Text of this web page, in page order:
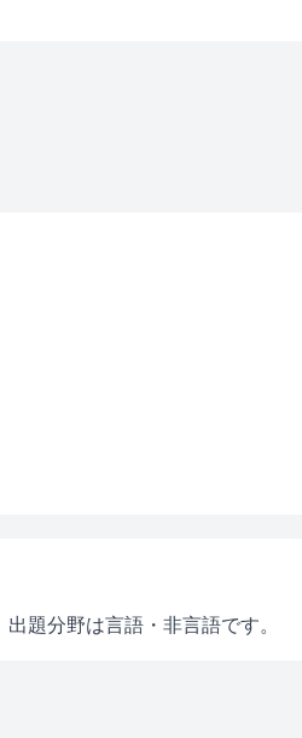
出題分野は言語・非言語です。